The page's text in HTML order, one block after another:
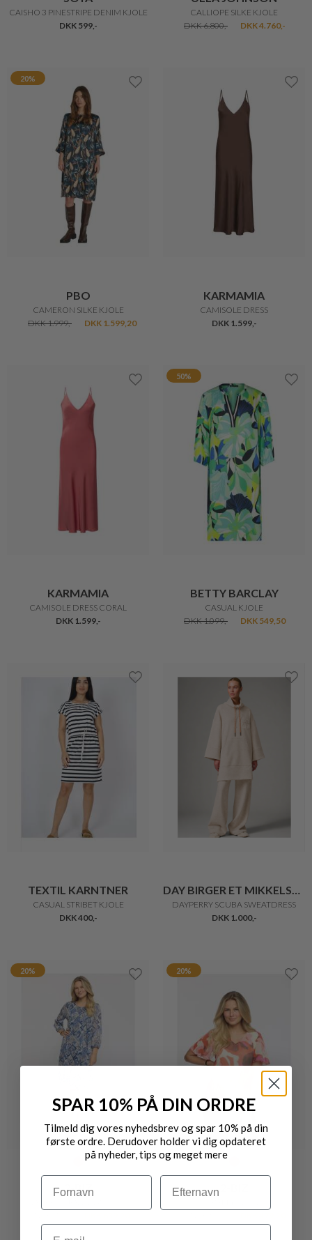
CAISHO 3 PINESTRIPE DENIM KJOLE
DKK 599,-
CALLIOPE SILKE KJOLE
DKK 6.800,-
DKK 4.760,-
20%
PBO
CAMERON SILKE KJOLE
DKK 1.999,-
DKK 1.599,20
KARMAMIA
CAMISOLE DRESS
DKK 1.599,-
KARMAMIA
CAMISOLE DRESS CORAL
DKK 1.599,-
50%
BETTY BARCLAY
CASUAL KJOLE
DKK 1.099,-
DKK 549,50
TEXTIL KARNTNER
CASUAL STRIBET KJOLE
DKK 400,-
DAY BIRGER ET MIKKELSEN
DAYPERRY SCUBA SWEATDRESS
DKK 1.000,-
20%
2-BIZ
20%
SPAR 10% PÅ DIN ORDRE
Tilmeld dig vores nyhedsbrev og spar 10% på din
første ordre. Derudover holder vi dig opdateret
på nyheder, tips og meget mere
Navn Efternavn
Email